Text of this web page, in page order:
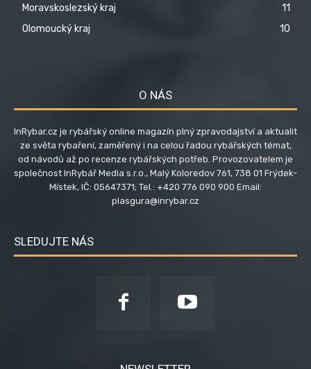
Moravskoslezský kraj
11
Olomoucký kraj
10
O NÁS
InRybar.cz je rybářský online magazín plný zpravodajství a aktualit
ze světa rybaření, zaměřený i na celou řadou rybářských témat,
od návodů až po recenze rybářských potřeb. Provozovatelem je
společnost InRybář Media s.r.o., Malý Koloredov 761, 738 01 Frýdek-
Místek, IČ: 05647371; Tel.: +420 776 090 900 Email:
plasgura@inrybar.cz
SLEDUJTE NÁS